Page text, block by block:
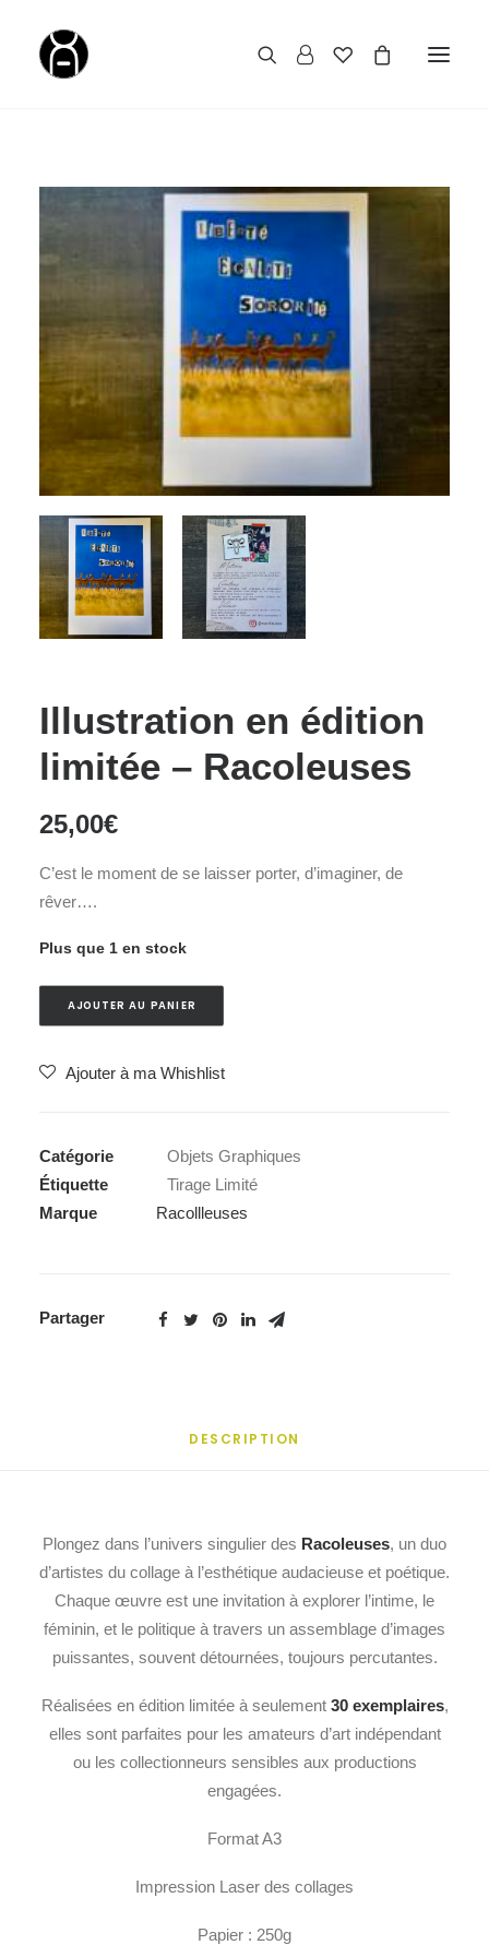
Illustration en édition
limitée – Racoleuses
25,00€
C’est le moment de se laisser porter, d’imaginer, de
rêver….
Plus que 1 en stock
AJOUTER AU PANIER
Ajouter à ma Whishlist
Catégorie
Objets Graphiques
Étiquette
Tirage Limité
Marque
Racollleuses
Partager
DESCRIPTION
Plongez dans l’univers singulier des Racoleuses, un duo
d’artistes du collage à l’esthétique audacieuse et poétique.
Chaque œuvre est une invitation à explorer l’intime, le
féminin, et le politique à travers un assemblage d’images
puissantes, souvent détournées, toujours percutantes.
Réalisées en édition limitée à seulement 30 exemplaires,
elles sont parfaites pour les amateurs d’art indépendant
ou les collectionneurs sensibles aux productions
engagées.
Format A3
Impression Laser des collages
Papier : 250g